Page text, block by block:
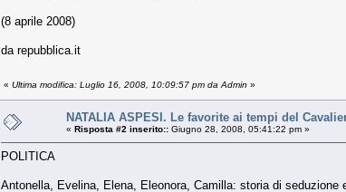
(8 aprile 2008)
da repubblica.it
« Ultima modifica: Luglio 16, 2008, 10:09:57 pm da Admin »
NATALIA ASPESI. Le favorite ai tempi del
« Risposta #2 inserito:: Giugno 28, 2008, 05:41:22 pm »
POLITICA
Antonella, Evelina, Elena, Eleonora, Camilla: storia di seduzione